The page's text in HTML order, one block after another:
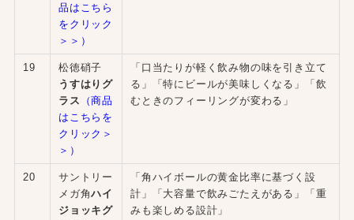
品はこちら
をクリック
＞＞）
19
松徳硝子
うすはりグ
ラス
（商品
はこちらを
クリック＞
＞）
「口当たりが軽く飲み物の味を引き立て
る」「特にビールが美味しくなる」「飲
むときのフィーリングが変わる」
20
サントリー
メガ角ハイ
ジョッキグ
「角ハイボールの黄金比率に基づく設
計」「大容量で飲みごたえがある」「重
みも楽しめる設計」